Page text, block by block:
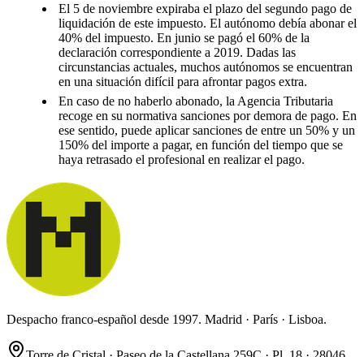
El 5 de noviembre expiraba el plazo del segundo pago de
liquidación de este impuesto. El autónomo debía abonar el
40% del impuesto. En junio se pagó el 60% de la
declaración correspondiente a 2019. Dadas las
circunstancias actuales, muchos autónomos se encuentran
en una situación difícil para afrontar pagos extra.
En caso de no haberlo abonado, la Agencia Tributaria
recoge en su normativa sanciones por demora de pago. En
ese sentido, puede aplicar sanciones de entre un 50% y un
150% del importe a pagar, en función del tiempo que se
haya retrasado el profesional en realizar el pago.
Despacho franco-español desde 1997. Madrid · París · Lisboa.